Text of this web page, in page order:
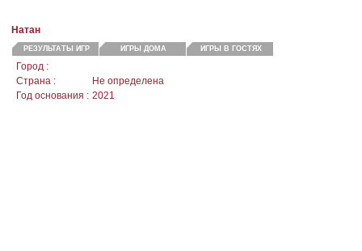
Натан
РЕЗУЛЬТАТЫ ИГР ИГРЫ ДОМА ИГРЫ В ГОСТЯХ
Город :
Страна :
Не определена
Год основания : 2021